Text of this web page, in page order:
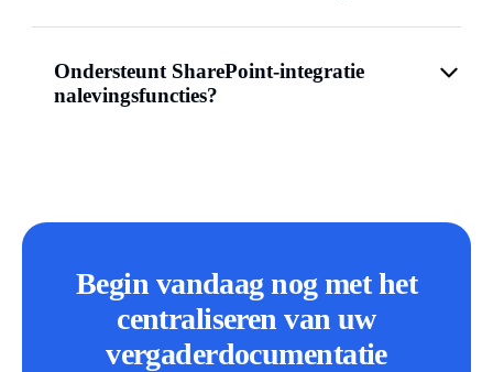
Ondersteunt SharePoint-integratie
nalevingsfuncties?
Begin vandaag nog met het
centraliseren van uw
vergaderdocumentatie